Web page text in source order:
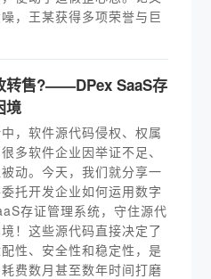
，王某获得多项荣誉与巨
转售?——DPex SaaS存
境
，软件源代码侵权、权属
多软件企业因举证不足、
动。今天，我们就分享一
托开发企业如何运用数字
存证管理系统，守住源代
！这些源代码直接决定了
性、安全性和稳定性，是
费数月甚至数年时间打磨